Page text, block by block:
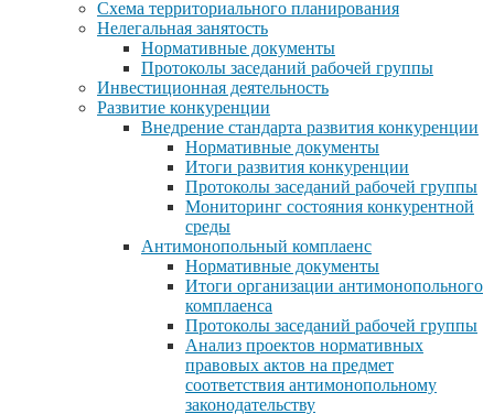
Схема территориального планирования
Нелегальная занятость
Нормативные документы
Протоколы заседаний рабочей группы
Инвестиционная деятельность
Развитие конкуренции
Внедрение стандарта развития конкуренции
Нормативные документы
Итоги развития конкуренции
Протоколы заседаний рабочей группы
Мониторинг состояния конкурентной
среды
Антимонопольный комплаенс
Нормативные документы
Итоги организации антимонопольного
комплаенса
Протоколы заседаний рабочей группы
Анализ проектов нормативных
правовых актов на предмет
соответствия антимонопольному
законодательству